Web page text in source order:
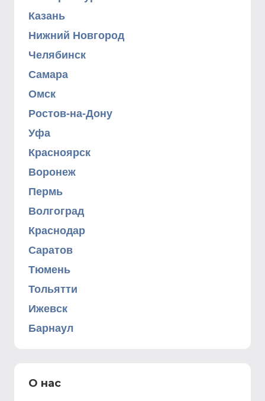
Казань
Нижний Новгород
Челябинск
Самара
Омск
Ростов-на-Дону
Уфа
Красноярск
Воронеж
Пермь
Волгоград
Краснодар
Саратов
Тюмень
Тольятти
Ижевск
Барнаул
О нас